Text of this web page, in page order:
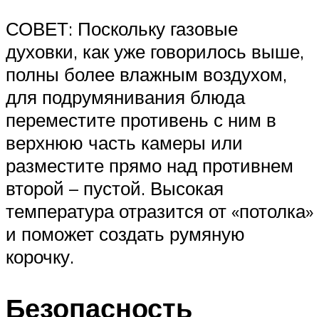
СОВЕТ: Поскольку газовые
духовки, как уже говорилось выше,
полны более влажным воздухом,
для подрумянивания блюда
переместите противень с ним в
верхнюю часть камеры или
разместите прямо над противнем
второй – пустой. Высокая
температура отразится от «потолка»
и поможет создать румяную
корочку.
Безопасность